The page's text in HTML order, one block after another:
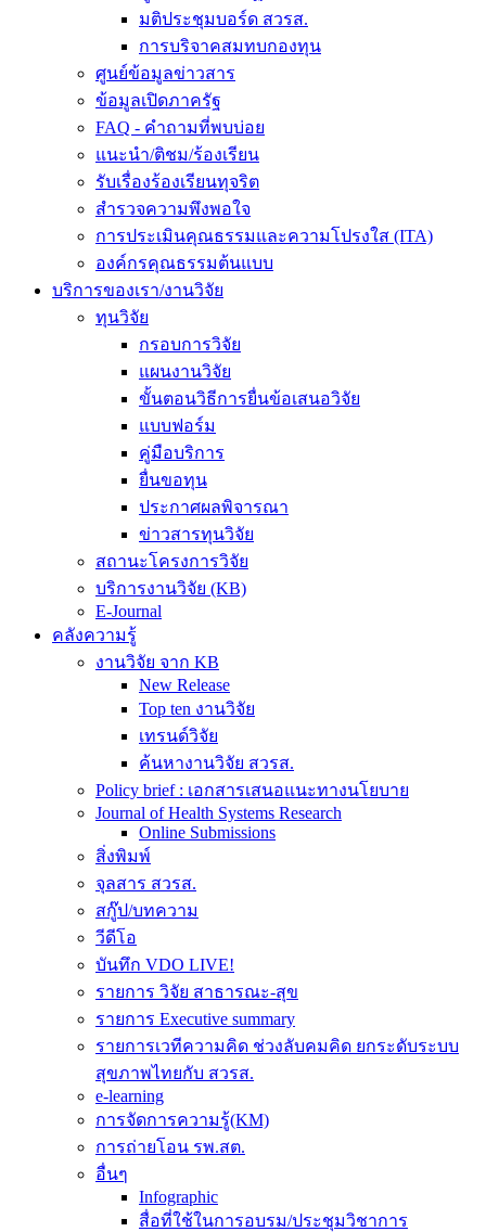
มติประชุมบอร์ด สวรส.
การบริจาคสมทบกองทุน
ศูนย์ข้อมูลข่าวสาร
ข้อมูลเปิดภาครัฐ
FAQ - คำถามที่พบบ่อย
แนะนำ/ติชม/ร้องเรียน
รับเรื่องร้องเรียนทุจริต
สำรวจความพึงพอใจ
การประเมินคุณธรรมและความโปรงใส (ITA)
องค์กรคุณธรรมต้นแบบ
บริการของเรา/งานวิจัย
ทุนวิจัย
กรอบการวิจัย
แผนงานวิจัย
ขั้นตอนวิธีการยื่นข้อเสนอวิจัย
แบบฟอร์ม
คู่มือบริการ
ยื่นขอทุน
ประกาศผลพิจารณา
ข่าวสารทุนวิจัย
สถานะโครงการวิจัย
บริการงานวิจัย (KB)
E-Journal
คลังความรู้
งานวิจัย จาก KB
New Release
Top ten งานวิจัย
เทรนด์วิจัย
ค้นหางานวิจัย สวรส.
Policy brief : เอกสารเสนอแนะทางนโยบาย
Journal of Health Systems Research
Online Submissions
สิ่งพิมพ์
จุลสาร สวรส.
สกู๊ป/บทความ
วีดีโอ
บันทึก VDO LIVE!
รายการ วิจัย สาธารณะ-สุข
รายการ Executive summary
รายการเวทีความคิด ช่วงลับคมคิด ยกระดับระบบ
สุขภาพไทยกับ สวรส.
e-learning
การจัดการความรู้(KM)
การถ่ายโอน รพ.สต.
อื่นๆ
Infographic
สื่อที่ใช้ในการอบรม/ประชุมวิชาการ